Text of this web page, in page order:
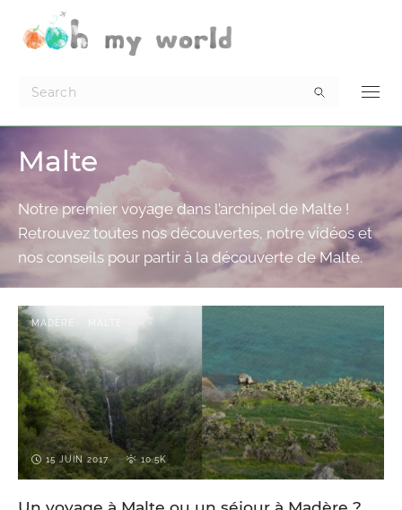
Malte
Notre premier voyage dans l’archipel de Malte !
Retrouvez toutes nos découvertes, notre vidéos et
nos conseils pour partir à la découverte de Malte.
MADÈRE MALTE
15 JUIN 2017 10.5K